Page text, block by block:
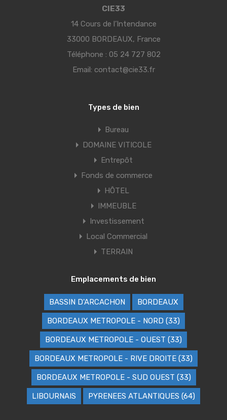
CIE33
14 Cours de l’Intendance
33000 BORDEAUX, France
Téléphone : 05 24 727 802
Email: contact@cie33.fr
Types de bien
Bureau
DOMAINE VITICOLE
Entrepôt
Fonds de commerce
HÔTEL
IMMEUBLE
Investissement
Local Commercial
TERRAIN
Emplacements de bien
BASSIN D'ARCACHON BORDEAUX
BORDEAUX METROPOLE - NORD (33)
BORDEAUX METROPOLE - OUEST (33)
BORDEAUX METROPOLE - RIVE DROITE (33)
BORDEAUX METROPOLE - SUD OUEST (33)
LIBOURNAIS PYRENEES ATLANTIQUES (64)